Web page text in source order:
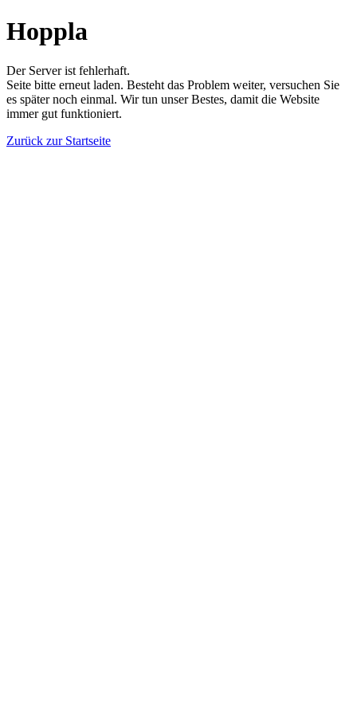
Hoppla
Der Server ist fehlerhaft.
Seite bitte erneut laden. Besteht das Problem weiter, versuchen Sie
es später noch einmal. Wir tun unser Bestes, damit die Website
immer gut funktioniert.
Zurück zur Startseite